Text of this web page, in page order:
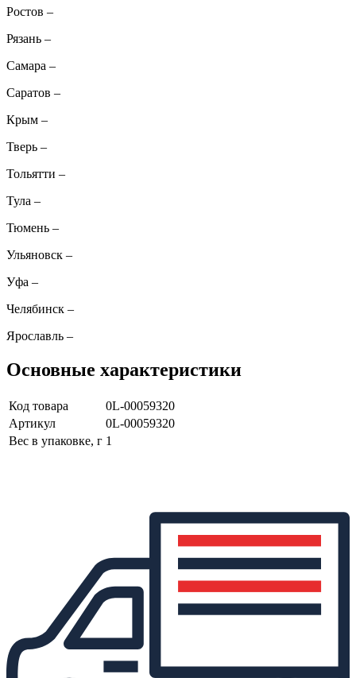
Ростов –
Рязань –
Самара –
Саратов –
Крым –
Тверь –
Тольятти –
Тула –
Тюмень –
Ульяновск –
Уфа –
Челябинск –
Ярославль –
Основные характеристики
Код товара
0L-00059320
Артикул
0L-00059320
Вес в упаковке, г 1